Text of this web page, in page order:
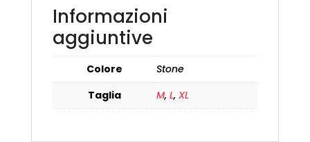
Informazioni
aggiuntive
Colore
Stone
Taglia
M, L, XL